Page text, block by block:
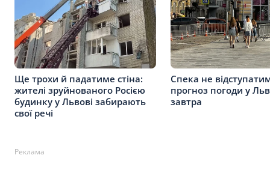
Ще трохи й падатиме стіна:
жителі зруйнованого Росією
будинку у Львові забирають
свої речі
Спека не
прогноз погоди у
завтра
Реклама